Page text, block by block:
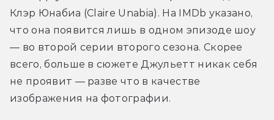
Клэр Юнабиа (Claire Unabia). На IMDb указано,
что она появится лишь в одном эпизоде шоу
— во второй серии второго сезона. Скорее
всего, больше в сюжете Джульетт никак себя
не проявит — разве что в качестве
изображения на фотографии.